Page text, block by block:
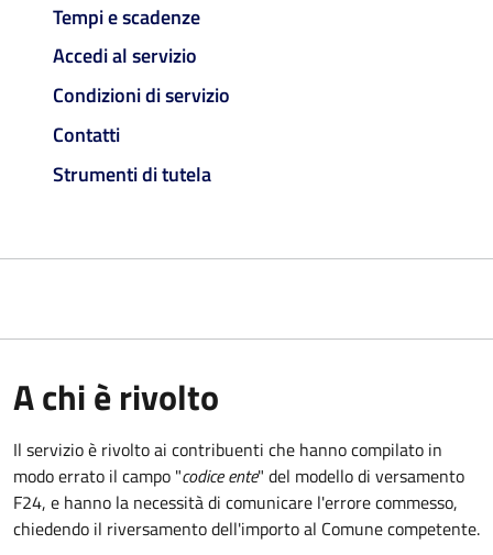
Tempi e scadenze
Accedi al servizio
Condizioni di servizio
Contatti
Strumenti di tutela
A chi è rivolto
Il servizio è rivolto ai contribuenti che hanno compilato in
modo errato il campo "codice ente" del modello di versamento
F24, e hanno la necessità di comunicare l'errore commesso,
chiedendo il riversamento dell'importo al Comune competente.